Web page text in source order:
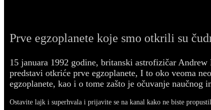
Prve egzoplanete koje smo otkrili su
15 januara 1992 godine, britanski astrofizičar
predstavi otkriće prve egzoplanete, I to oko veoma
egzoplanete, kao i o tome zašto je očuvanje naučnog
Ostavite lajk i superhvala i prijavite se na kanal kako ne biste